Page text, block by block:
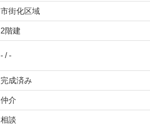
市街化区域
2階建
- / -
完成済み
仲介
相談